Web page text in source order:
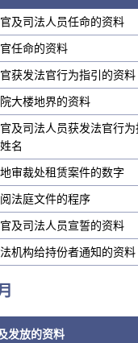
及司法人员任命的资料
任命的资料
获发法官行为指引的资料
大楼地界的资料
及司法人员获发法官行
名
审裁处租赁案件的数字
法庭文件的程序
及司法人员宣誓的资料
机构给持份者通知的资料
发放的资料